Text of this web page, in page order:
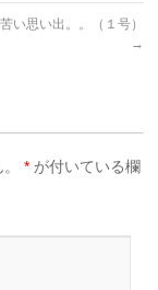
い思い出。。（１号）
→
* が付いている欄